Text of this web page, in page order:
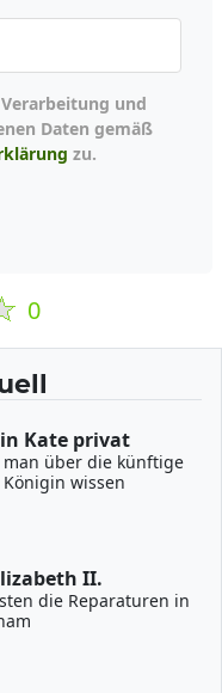
Daten gemäß
zu.
0
Kate privat
man über die künftige
wissen
II.
die Reparaturen in